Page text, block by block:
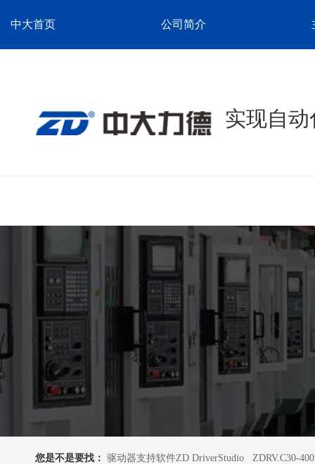
中大首页 公司简介
实现自
您是不是要找： 驱动器支持软件ZD DriverStudio ZDRV.C30-